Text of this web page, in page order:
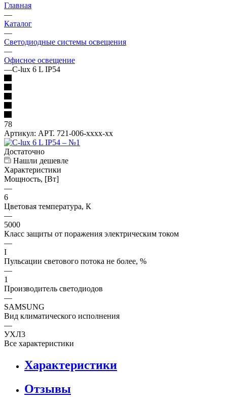
Главная
—
Каталог
—
Светодиодные системы освещения
—
Офисное освещение
—С-lux 6 L IP54
78
Артикул: АРТ. 721-006-хххх-хх
Достаточно
Нашли дешевле
Характеристики
Мощность, [Вт]
—
6
Цветовая температура, К
—
5000
Класс защиты от поражения электрическим током
—
I
Пульсации светового потока не более, %
—
1
Производитель светодиодов
—
SAMSUNG
Вид климатического исполнения
—
УХЛ3
Все характеристики
Характеристики
Отзывы